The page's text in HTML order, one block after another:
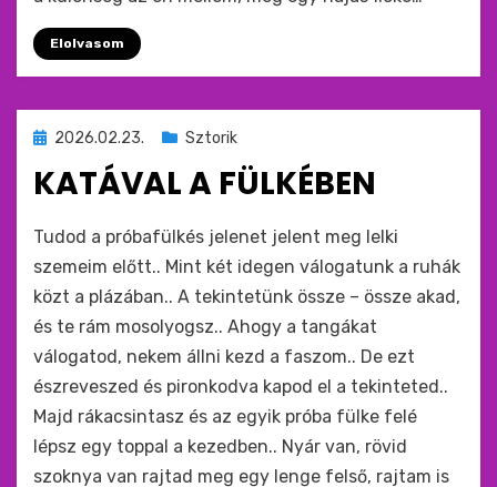
Elolvasom
Beküldve
2026.02.23. Sztorik
KATÁVAL A FÜLKÉBEN
by monkey
Tudod a próbafülkés jelenet jelent meg lelki
szemeim előtt.. Mint két idegen válogatunk a ruhák
közt a plázában.. A tekintetünk össze – össze akad,
és te rám mosolyogsz.. Ahogy a tangákat
válogatod, nekem állni kezd a faszom.. De ezt
észreveszed és pironkodva kapod el a tekinteted..
Majd rákacsintasz és az egyik próba fülke felé
lépsz egy toppal a kezedben.. Nyár van, rövid
szoknya van rajtad meg egy lenge felső, rajtam is